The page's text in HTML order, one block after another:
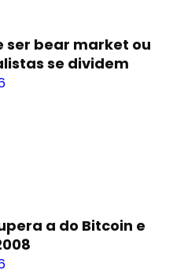
ser bear market ou
se dividem
a do Bitcoin e